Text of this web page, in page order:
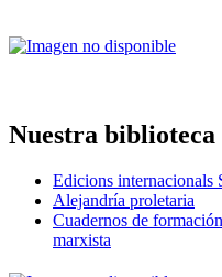
Nuestra biblioteca
Edicions internacionals
Alejandría proletaria
Cuadernos de formación
marxista